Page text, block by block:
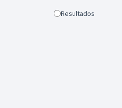
Resultados